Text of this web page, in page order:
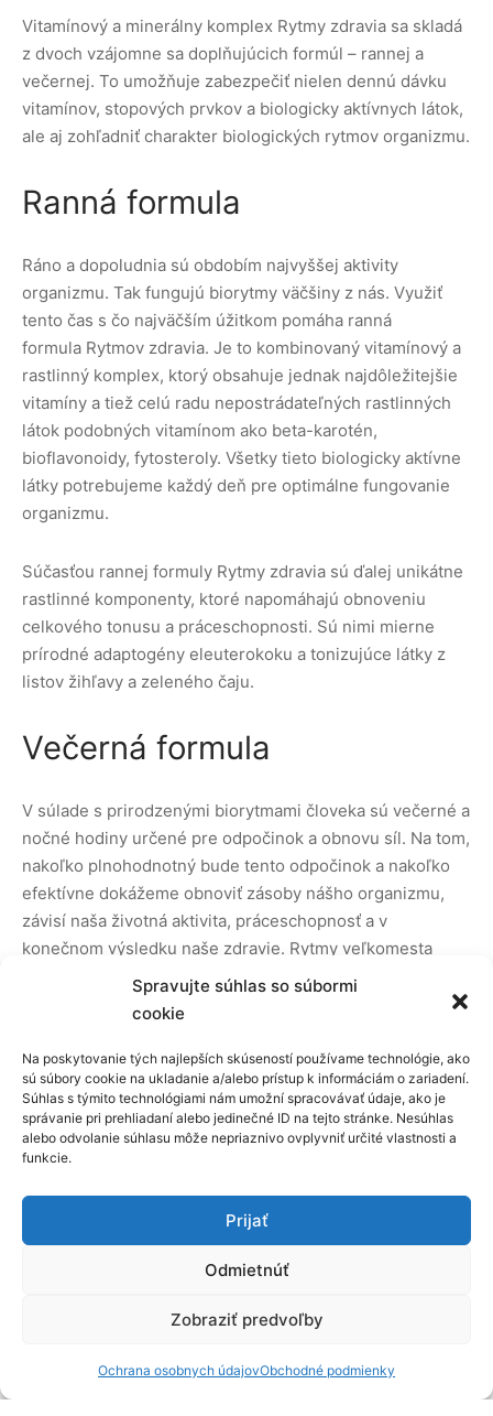
Spravujte súhlas so súbormi
cookie
Na poskytovanie tých najlepších skúseností používame technológie, ako
sú súbory cookie na ukladanie a/alebo prístup k informáciám o zariadení.
Súhlas s týmito technológiami nám umožní spracovávať údaje, ako je
správanie pri prehliadaní alebo jedinečné ID na tejto stránke. Nesúhlas
alebo odvolanie súhlasu môže nepriaznivo ovplyvniť určité vlastnosti a
funkcie.
Prijať
Odmietnúť
Zobraziť predvoľby
Ochrana osobnych údajovObchodné podmienky
Vitamínový a minerálny komplex Rytmy zdravia sa skladá
z dvoch vzájomne sa doplňujúcich formúl – rannej a
večernej. To umožňuje zabezpečiť nielen dennú dávku
vitamínov, stopových prvkov a biologicky aktívnych látok,
ale aj zohľadniť charakter biologických rytmov organizmu.
Ranná formula
Ráno a dopoludnia sú obdobím najvyššej aktivity
organizmu. Tak fungujú biorytmy väčšiny z nás. Využiť
tento čas s čo najväčším úžitkom pomáha ranná
formula Rytmov zdravia. Je to kombinovaný vitamínový a
rastlinný komplex, ktorý obsahuje jednak najdôležitejšie
vitamíny a tiež celú radu nepostrádateľných rastlinných
látok podobných vitamínom ako beta-karotén,
bioflavonoidy, fytosteroly. Všetky tieto biologicky aktívne
látky potrebujeme každý deň pre optimálne fungovanie
organizmu.
Súčasťou rannej formuly Rytmy zdravia sú ďalej unikátne
rastlinné komponenty, ktoré napomáhajú obnoveniu
celkového tonusu a práceschopnosti. Sú nimi mierne
prírodné adaptogény eleuterokoku a tonizujúce látky z
listov žihľavy a zeleného čaju.
Večerná formula
V súlade s prirodzenými biorytmami človeka sú večerné a
nočné hodiny určené pre odpočinok a obnovu síl. Na tom,
nakoľko plnohodnotný bude tento odpočinok a nakoľko
efektívne dokážeme obnoviť zásoby nášho organizmu,
závisí naša životná aktivita, práceschopnosť a v
konečnom výsledku naše zdravie. Rytmy veľkomesta
bohužiaľ veľmi často potláčajú naše vnútorné biorytmy.
Tiež chronický nedostatok vitamínov a stopových prvkov
sa hromadí chronická únava a skôr, či neskôr dôjde
k zrúteniu.
Večerná formula Rytmov zdravia je kombinovaný liek,
rastlinnými látkami podobnými vitamínom, ktoré sú
nevyhnutné pre obnovu buniek. Súčasťou tejto formuly je
upokojujúci účinok a napomáha postupnej harmonizácii
nočných biorytmov.
Ranná formula- napomáha zvýšeniu aktivity,zlepšeniu